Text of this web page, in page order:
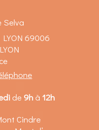
Selva
69006
LYON
de 9hà 12h
Cindre